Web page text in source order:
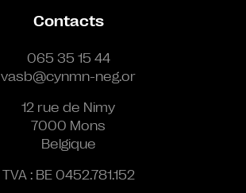
Contacts
065 35 15 44
vasb@cynmn-neg.or
12 rue de Nimy
7000 Mons
Belgique
TVA : BE 0452.781.152